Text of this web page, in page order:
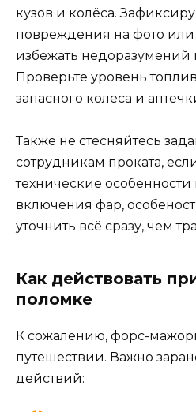
кузов и колёса.
повреждения на фото или
избежать недоразумений
Проверьте уровень
запасного колеса и
Также не стесняйтесь
сотрудникам проката,
технические
включения фар,
уточнить всё сразу, чем
Как действовать
поломке
К сожалению, форс-
путешествии. Важно
действий: